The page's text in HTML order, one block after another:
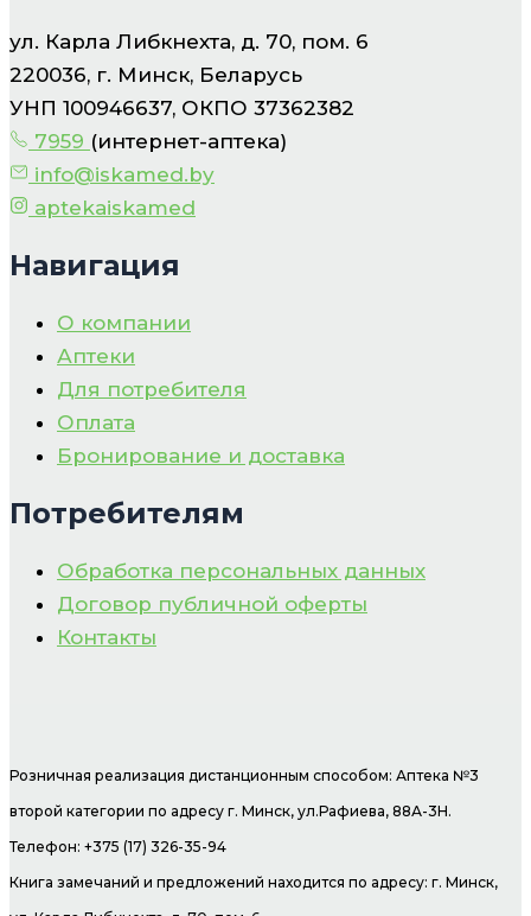
ул. Карла Либкнехта, д. 70, пом. 6
220036, г. Минск, Беларусь
УНП 100946637, ОКПО 37362382
7959 (интернет-аптека)
info@iskamed.by
aptekaiskamed
Навигация
О компании
Аптеки
Для потребителя
Оплата
Бронирование и доставка
Потребителям
Обработка персональных данных
Договор публичной оферты
Контакты
Розничная реализация дистанционным способом: Аптека №3
второй категории по адресу г. Минск, ул.Рафиева, 88А-3Н.
Телефон: +375 (17) 326-35-94
Книга замечаний и предложений находится по адресу: г. Минск,